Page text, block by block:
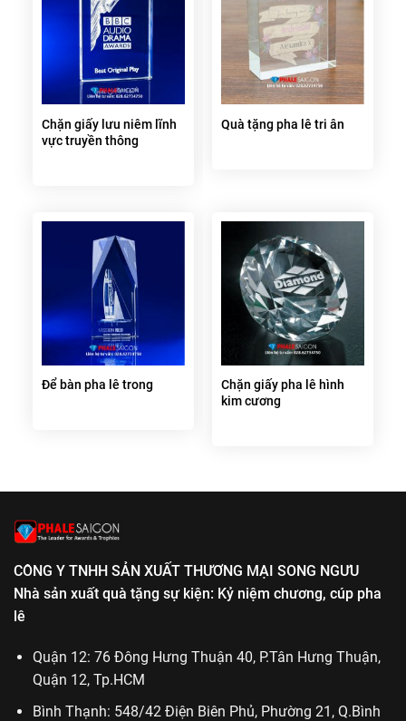
Chặn giấy lưu niêm lĩnh
vực truyền thông
Quà tặng pha lê tri ân
Để bàn pha lê trong
Chặn giấy pha lê hình
kim cương
CÔNG Y TNHH SẢN XUẤT THƯƠNG MẠI SONG NGƯU
Nhà sản xuất quà tặng sự kiện: Kỷ niệm chương, cúp pha
lê
Quận 12: 76 Đông Hưng Thuận 40, P.Tân Hưng Thuận,
Quận 12, Tp.HCM
Bình Thạnh: 548/42 Điện Biên Phủ, Phường 21, Q.Bình